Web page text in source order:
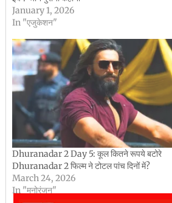
January 1, 2026
In "एजुकेशन"
Dhuranadar 2 Day 5: कूल कितने रूपये बटोरे
Dhuranadar 2 फिल्म ने टोटल पांच दिनों में?
March 24, 2026
In "मनोरंजन"